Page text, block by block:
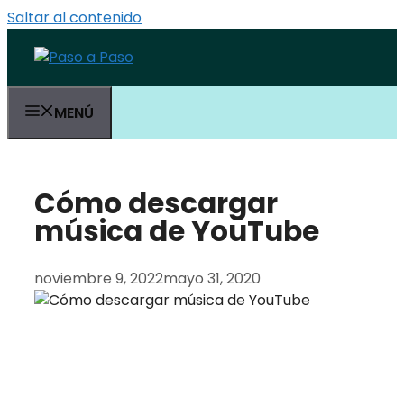
Saltar al contenido
MENÚ
Cómo descargar
música de YouTube
noviembre 9, 2022mayo 31, 2020